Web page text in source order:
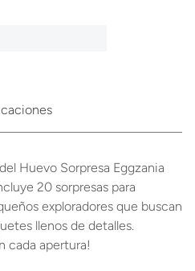
Huevo Sorpresa Eggzania
20 sorpresas para
exploradores que buscan
llenos de detalles.
cada apertura!